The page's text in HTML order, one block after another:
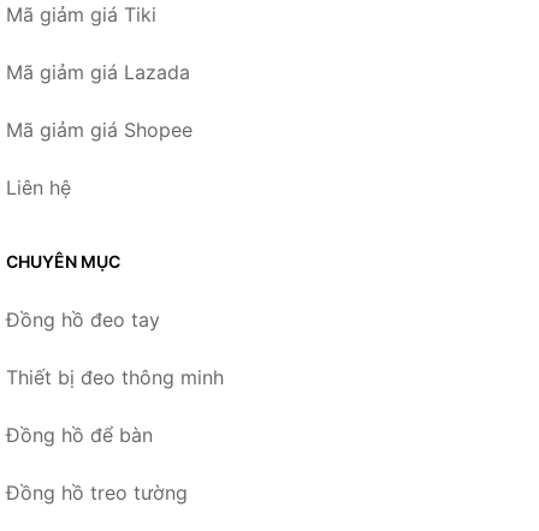
Mã giảm giá Tiki
Mã giảm giá Lazada
Mã giảm giá Shopee
Liên hệ
CHUYÊN MỤC
Đồng hồ đeo tay
Thiết bị đeo thông minh
Đồng hồ để bàn
Đồng hồ treo tường